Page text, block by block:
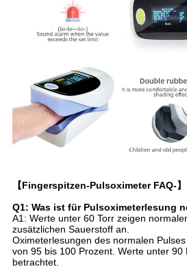
【Fingerspitzen-Pulsoximeter FAQ-】
Q1: Was ist für Pulsoximeterlesung
A1: Werte unter 60 Torr zeigen
zusätzlichen Sauerstoff an.
Oximeterlesungen des normalen
von 95 bis 100 Prozent. Werte unter 90
betrachtet.